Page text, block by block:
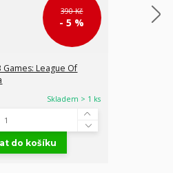
390 Kč
- 5 %
Games: League Of
Skladem > 1 ks
do košíku